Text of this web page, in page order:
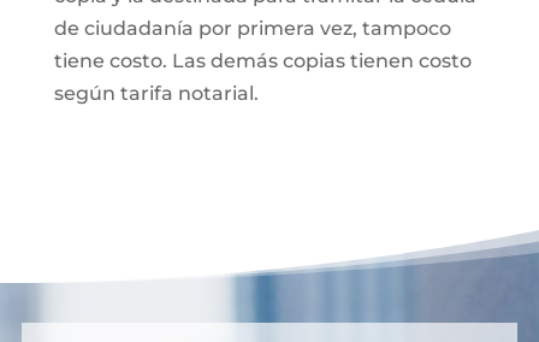
de ciudadanía por primera vez, tampoco
tiene costo. Las demás copias tienen costo
según tarifa notarial.